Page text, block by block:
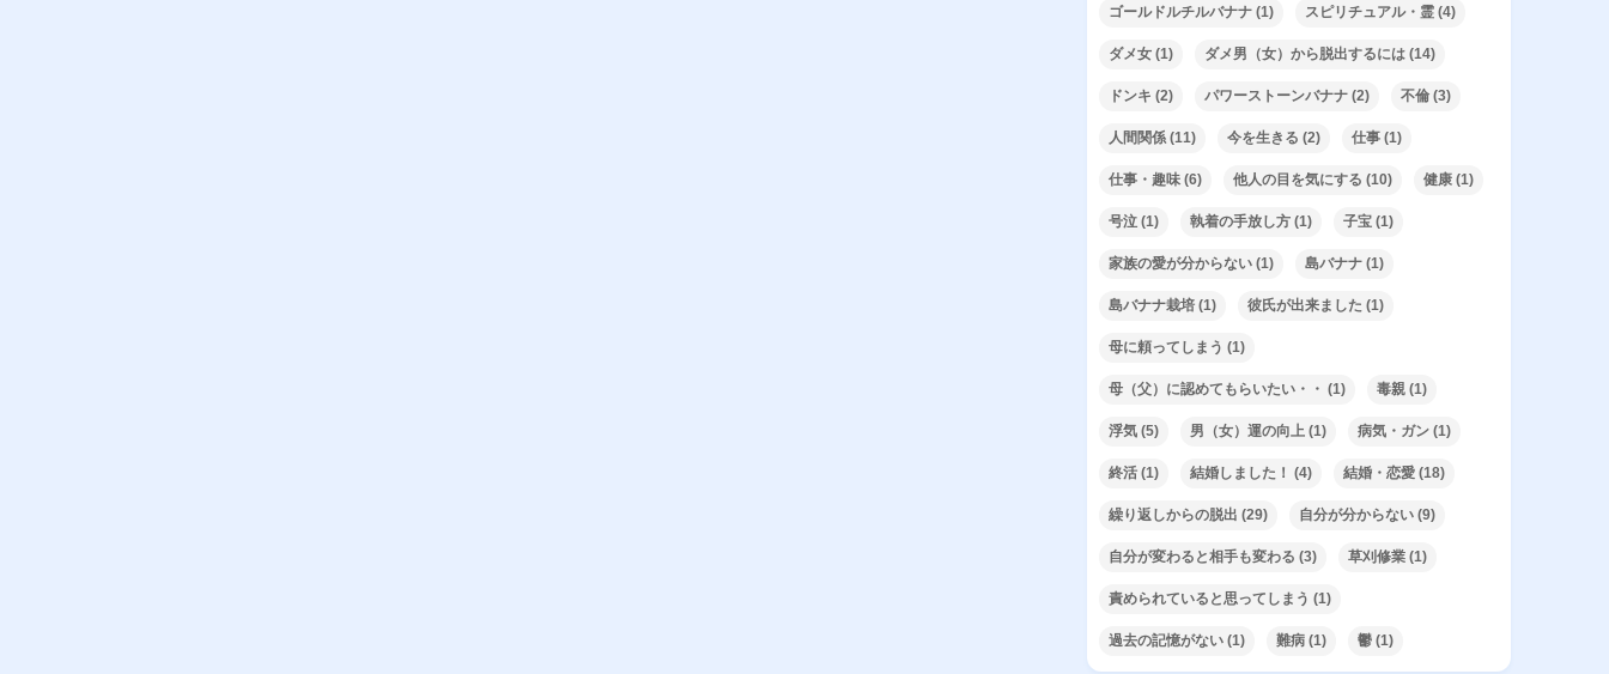
ゴールドルチルバナナ (1) スピリチュアル・霊 (4)
ダメ女 (1) ダメ男（女）から脱出するには (14)
ドンキ (2) パワーストーンバナナ (2) 不倫 (3)
人間関係 (11) 今を生きる (2) 仕事 (1)
仕事・趣味 (6) 他人の目を気にする (10) 健康 (1)
号泣 (1) 執着の手放し方 (1) 子宝 (1)
家族の愛が分からない (1) 島バナナ (1)
島バナナ栽培 (1) 彼氏が出来ました (1)
母に頼ってしまう (1)
母（父）に認めてもらいたい・・ (1) 毒親 (1)
浮気 (5) 男（女）運の向上 (1) 病気・ガン (1)
終活 (1) 結婚しました！ (4) 結婚・恋愛 (18)
繰り返しからの脱出 (29) 自分が分からない (9)
自分が変わると相手も変わる (3) 草刈修業 (1)
責められていると思ってしまう (1)
過去の記憶がない (1) 難病 (1) 鬱 (1)